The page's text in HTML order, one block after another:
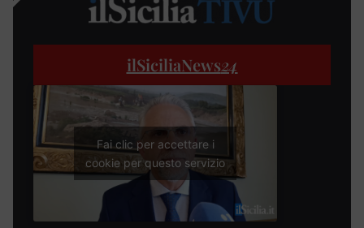
ilSiciliaNews24
Fai clic per accettare i
cookie per questo servizio